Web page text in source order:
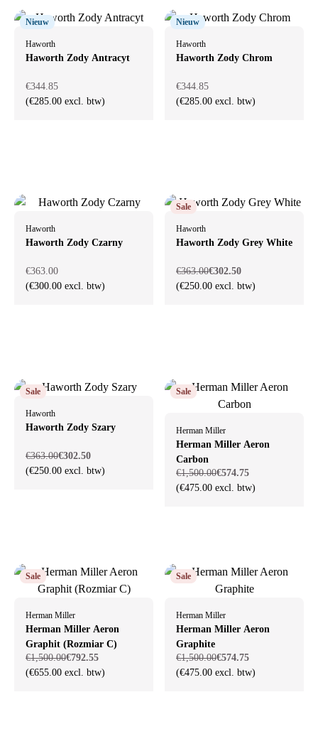
Nieuw
Haworth
Haworth Zody Antracyt
€344.85
(€285.00 excl. btw)
Nieuw
Haworth
Haworth Zody Chrom
€344.85
(€285.00 excl. btw)
Haworth
Haworth Zody Czarny
€363.00
(€300.00 excl. btw)
Sale
Haworth
Haworth Zody Grey White
€363.00€302.50
(€250.00 excl. btw)
Sale
Haworth
Haworth Zody Szary
€363.00€302.50
(€250.00 excl. btw)
Sale
Herman Miller
Herman Miller Aeron
Carbon
€1,500.00€574.75
(€475.00 excl. btw)
Sale
Herman Miller
Herman Miller Aeron
Graphit (Rozmiar C)
€1,500.00€792.55
(€655.00 excl. btw)
Sale
Herman Miller
Herman Miller Aeron
Graphite
€1,500.00€574.75
(€475.00 excl. btw)